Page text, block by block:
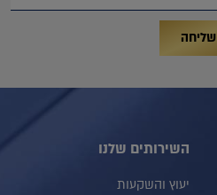
שליחה
השירותים שלנו
יעוץ והשקעות